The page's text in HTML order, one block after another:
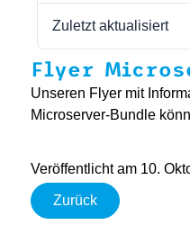
Zuletzt aktualisiert
Flyer
Unseren Flyer mit
Microserver-Bundle
Veröffentlicht am 10.
Zurück